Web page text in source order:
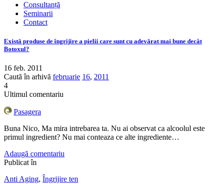
Consultanță
Seminarii
Contact
Există produse de îngrijire a pielii care sunt cu adevărat mai bune decât
Botoxul?
16 feb. 2011
Caută în arhivă februarie 16, 2011
4
Ultimul comentariu
Pasagera
Buna Nico, Ma mira intrebarea ta. Nu ai observat ca alcoolul este
primul ingredient? Nu mai conteaza ce alte ingrediente…
Adaugă comentariu
Publicat în
Anti Aging, Îngrijire ten